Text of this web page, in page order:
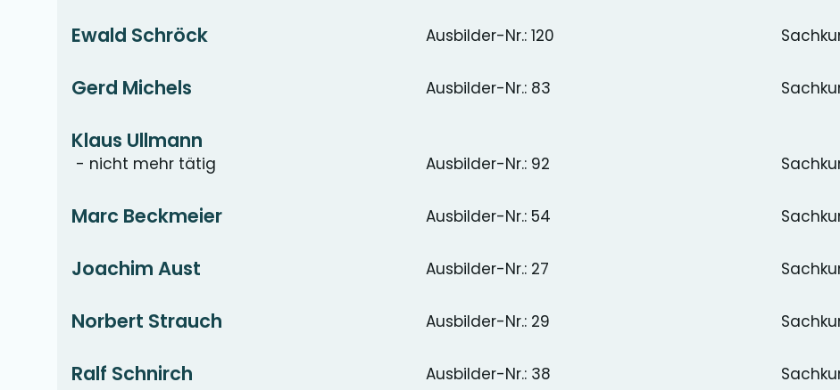
Ewald Schröck Ausbilder-Nr.: 120
Gerd Michels Ausbilder-Nr.: 83
Klaus Ullmann
- nicht mehr tätig Ausbilder-Nr.: 92
Marc Beckmeier Ausbilder-Nr.: 54
Joachim Aust Ausbilder-Nr.: 27
Norbert Strauch Ausbilder-Nr.: 29
Ralf Schnirch Ausbilder-Nr.: 38